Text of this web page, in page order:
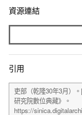
資源連結
引用